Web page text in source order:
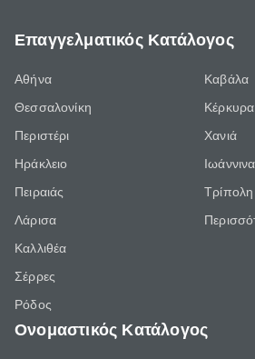
Επαγγελματικός Κατάλογος
Αθήνα
Θεσσαλονίκη
Περιστέρι
Ηράκλειο
Πειραιάς
Λάρισα
Καλλιθέα
Σέρρες
Ρόδος
Καβάλα
Κέρκυρα
Χανιά
Ιωάννινα
Τρίπολη
Ονομαστικός Κατάλογος